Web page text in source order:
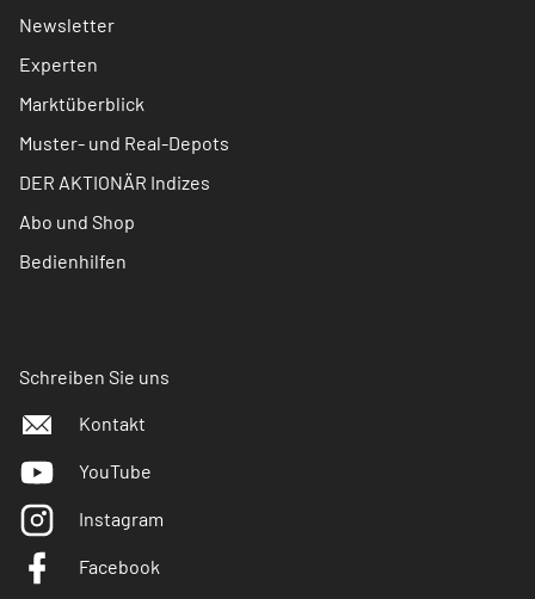
Newsletter
Experten
Marktüberblick
Muster- und Real-Depots
DER AKTIONÄR Indizes
Abo und Shop
Bedienhilfen
Schreiben Sie uns
Kontakt
YouTube
Instagram
Facebook